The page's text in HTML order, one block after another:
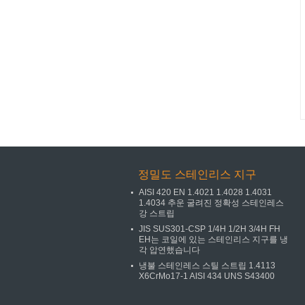
정밀도 스테인리스 지구
AISI 420 EN 1.4021 1.4028 1.4031
1.4034 추운 굴려진 정확성 스테인레스
강 스트립
JIS SUS301-CSP 1/4H 1/2H 3/4H FH
EH는 코일에 있는 스테인리스 지구를 냉
각 압연했습니다
냉불 스테인레스 스틸 스트립 1.4113
X6CrMo17-1 AISI 434 UNS S43400